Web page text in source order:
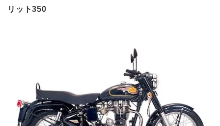
リット350